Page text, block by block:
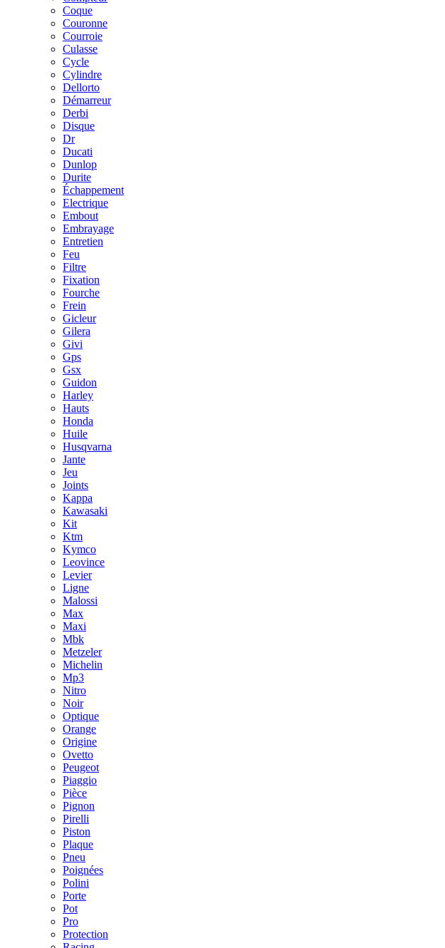
Coque
Couronne
Courroie
Culasse
Cycle
Cylindre
Dellorto
Démarreur
Derbi
Disque
Dr
Ducati
Dunlop
Durite
Échappement
Electrique
Embout
Embrayage
Entretien
Feu
Filtre
Fixation
Fourche
Frein
Gicleur
Gilera
Givi
Gps
Gsx
Guidon
Harley
Hauts
Honda
Huile
Husqvarna
Jante
Jeu
Joints
Kappa
Kawasaki
Kit
Ktm
Kymco
Leovince
Levier
Ligne
Malossi
Max
Maxi
Mbk
Metzeler
Michelin
Mp3
Nitro
Noir
Optique
Orange
Origine
Ovetto
Peugeot
Piaggio
Pièce
Pignon
Pirelli
Piston
Plaque
Pneu
Poignées
Polini
Porte
Pot
Pro
Protection